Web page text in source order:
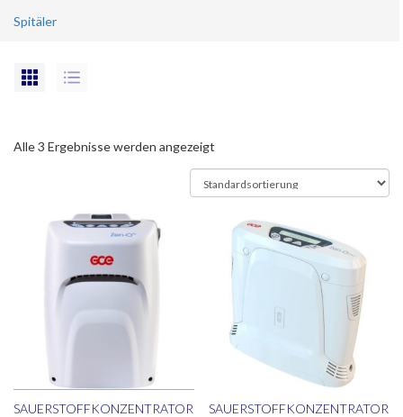
Spitäler
Alle 3 Ergebnisse werden angezeigt
SAUERSTOFFKONZENTRATOR
SAUERSTOFFKONZENTRATOR